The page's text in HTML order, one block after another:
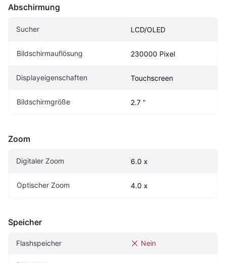
Abschirmung
Sucher LCD/OLED
Bildschirmauflösung 230000 Pixel
Displayeigenschaften Touchscreen
Bildschirmgröße 2.7 "
Zoom
Digitaler Zoom 6.0 x
Optischer Zoom 4.0 x
Speicher
Flashspeicher Nein